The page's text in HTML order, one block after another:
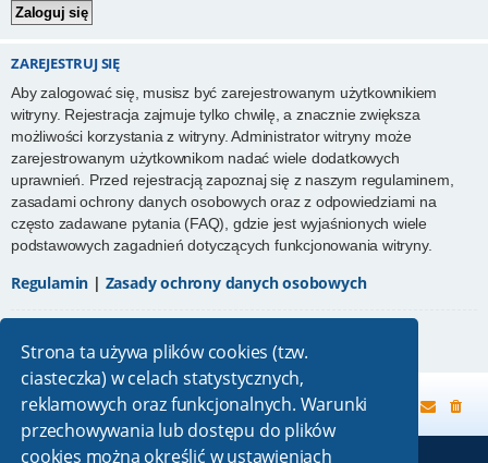
Strona ta używa plików cookies (tzw.
ciasteczka) w celach statystycznych,
reklamowych oraz funkcjonalnych. Warunki
przechowywania lub dostępu do plików
cookies można określić w ustawieniach
ZAREJESTRUJ SIĘ
Aby zalogować się, musisz być zarejestrowanym użytkownikiem
witryny. Rejestracja zajmuje tylko chwilę, a znacznie zwiększa
możliwości korzystania z witryny. Administrator witryny może
zarejestrowanym użytkownikom nadać wiele dodatkowych
uprawnień. Przed rejestracją zapoznaj się z naszym regulaminem,
zasadami ochrony danych osobowych oraz z odpowiedziami na
często zadawane pytania (FAQ), gdzie jest wyjaśnionych wiele
podstawowych zagadnień dotyczących funkcjonowania witryny.
Regulamin | Zasady ochrony danych osobowych
Strona główna